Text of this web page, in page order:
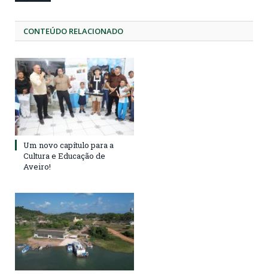
CONTEÚDO RELACIONADO
Um novo capítulo para a
Cultura e Educação de
Aveiro!